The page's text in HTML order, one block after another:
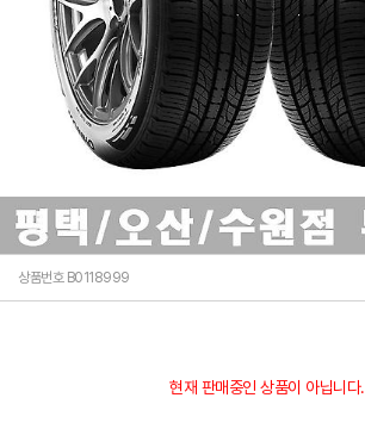
상품번호 B0118999
현재 판매중인 상품이 아닙니다.